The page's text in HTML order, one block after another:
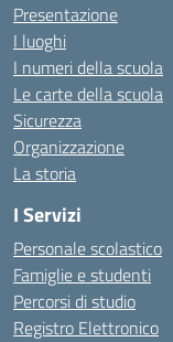
Presentazione
I luoghi
I numeri della scuola
Le carte della scuola
Sicurezza
Organizzazione
La storia
I Servizi
Personale scolastico
Famiglie e studenti
Percorsi di studio
Registro Elettronico